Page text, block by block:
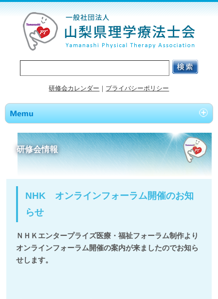
研修会カレンダー ｜ プライバシーポリシー
研修会情報
NHK オンラインフォーラム開催のお知
らせ
ＮＨＫエンタープライズ医療・福祉フォーラム制作より
オンラインフォーラム開催の案内が来ましたのでお知ら
せします。